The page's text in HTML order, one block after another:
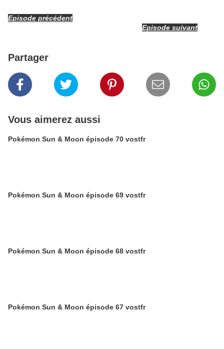
Episode précédent
Episode suivant
Partager
Vous aimerez aussi
Pokémon Sun & Moon épisode 70 vostfr
Pokémon Sun & Moon épisode 69 vostfr
Pokémon Sun & Moon épisode 68 vostfr
Pokémon Sun & Moon épisode 67 vostfr